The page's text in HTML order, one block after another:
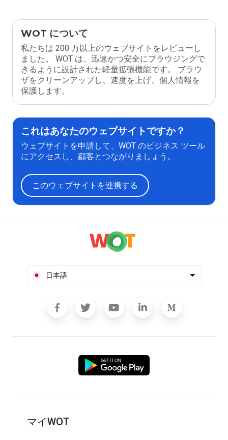
WOT について
私たちは 200 万以上のウェブサイトをレビューし
ました。 WOT は、迅速かつ安全にブラウジングで
きるように設計された軽量拡張機能です。 ブラウ
ザをクリーンアップし、速度を上げ、個人情報を
保護します。
これはあなたのウェブサイトですか？
ウェブサイトを申請して、WOT のビジネス ツール
にアクセスし、顧客とつながりましょう。
このウェブサイトを連携する
日本語
マイWOT